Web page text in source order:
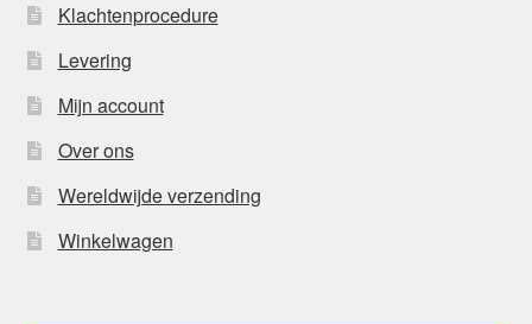
Klachtenprocedure
Levering
Mijn account
Over ons
Wereldwijde verzending
Winkelwagen